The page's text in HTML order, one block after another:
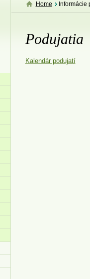
Home Informácie
Podujatia
Kalendár podujatí